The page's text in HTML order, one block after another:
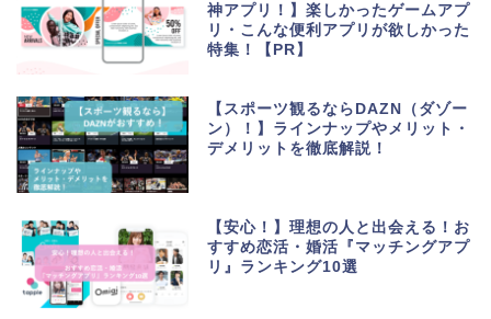
神アプリ！】楽しかったゲームアプ
リ・こんな便利アプリが欲しかった
特集！【PR】
【スポーツ観るならDAZN（ダゾー
ン）！】ラインナップやメリット・
デメリットを徹底解説！
【安心！】理想の人と出会える！お
すすめ恋活・婚活『マッチングアプ
リ』ランキング10選